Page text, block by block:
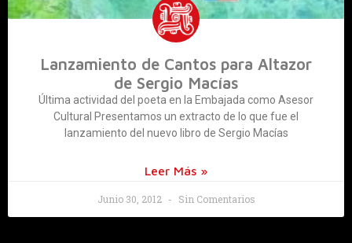
Lanzamiento de Cantos para Altazor
de Sergio Macías
Última actividad del poeta en la Embajada como Asesor
Cultural Presentamos un extracto de lo que fue el
lanzamiento del nuevo libro de Sergio Macías
Leer Más »
Junio 30, 2012 Sin Comentarios